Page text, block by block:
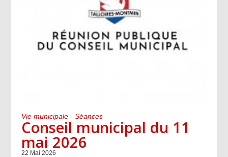
Vie municipale - Séances
Conseil municipal du 11
mai 2026
22 Mai 2026